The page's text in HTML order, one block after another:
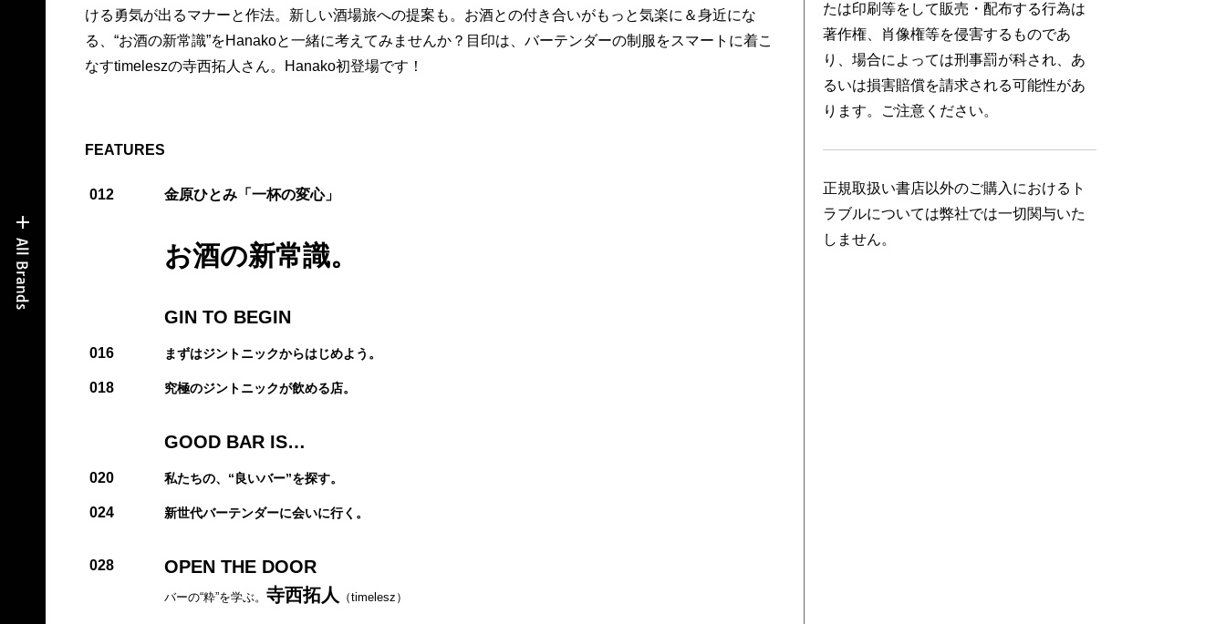
ける勇気が出るマナーと作法。新しい酒場旅への提案も。お酒との付き合いがもっと気楽に＆身近にな
る、“お酒の新常識”をHanakoと一緒に考えてみませんか？目印は、バーテンダーの制服をスマートに着こ
なすtimeleszの寺西拓人さん。Hanako初登場です！
FEATURES
012 金原ひとみ「一杯の変心」
お酒の新常識。
GIN TO BEGIN
016 まずはジントニックからはじめよう。
018 究極のジントニックが飲める店。
GOOD BAR IS…
020 私たちの、“良いバー”を探す。
024 新世代バーテンダーに会いに行く。
028 OPEN THE DOOR
バーの“粋”を学ぶ。 寺西拓人 （timelesz）
たは印刷等をして販売・配布する行為は
著作権、肖像権等を侵害するものであ
り、場合によっては刑事罰が科され、あ
るいは損害賠償を請求される可能性があ
ります。ご注意ください。
正規取扱い書店以外のご購入におけるト
ラブルについては弊社では一切関与いた
しません。